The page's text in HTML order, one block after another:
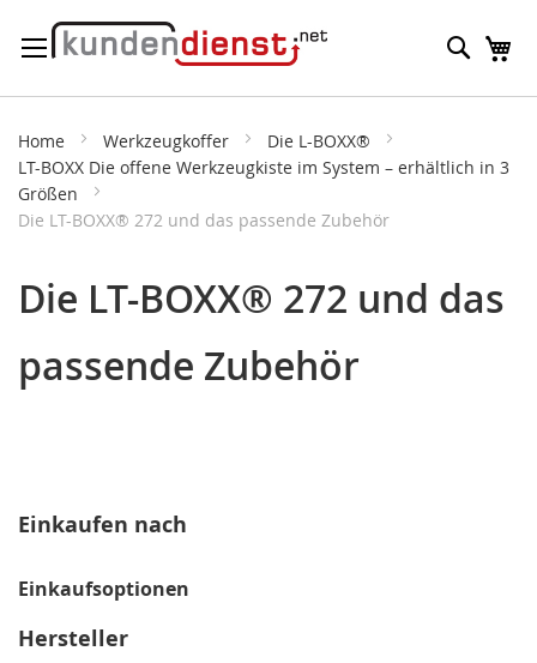
zum
Suche
Home Werkzeugkoffer
Die L-BOXX®
LT-BOXX Die offene Werkzeugkiste im System – erhältlich in 3
Größen
Die LT-BOXX® 272 und das passende Zubehör
Die LT-BOXX® 272 und das
passende Zubehör
Einkaufen nach
Einkaufsoptionen
Hersteller